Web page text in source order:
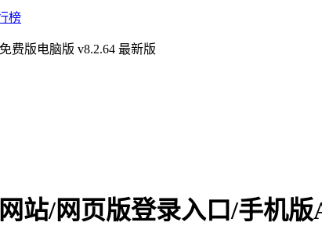
榜
费版电脑版 v8.2.64 最新版
站/网页版登录入口/手机版